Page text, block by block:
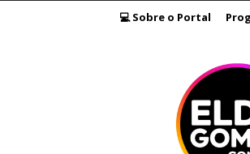
💻 Sobre o Portal